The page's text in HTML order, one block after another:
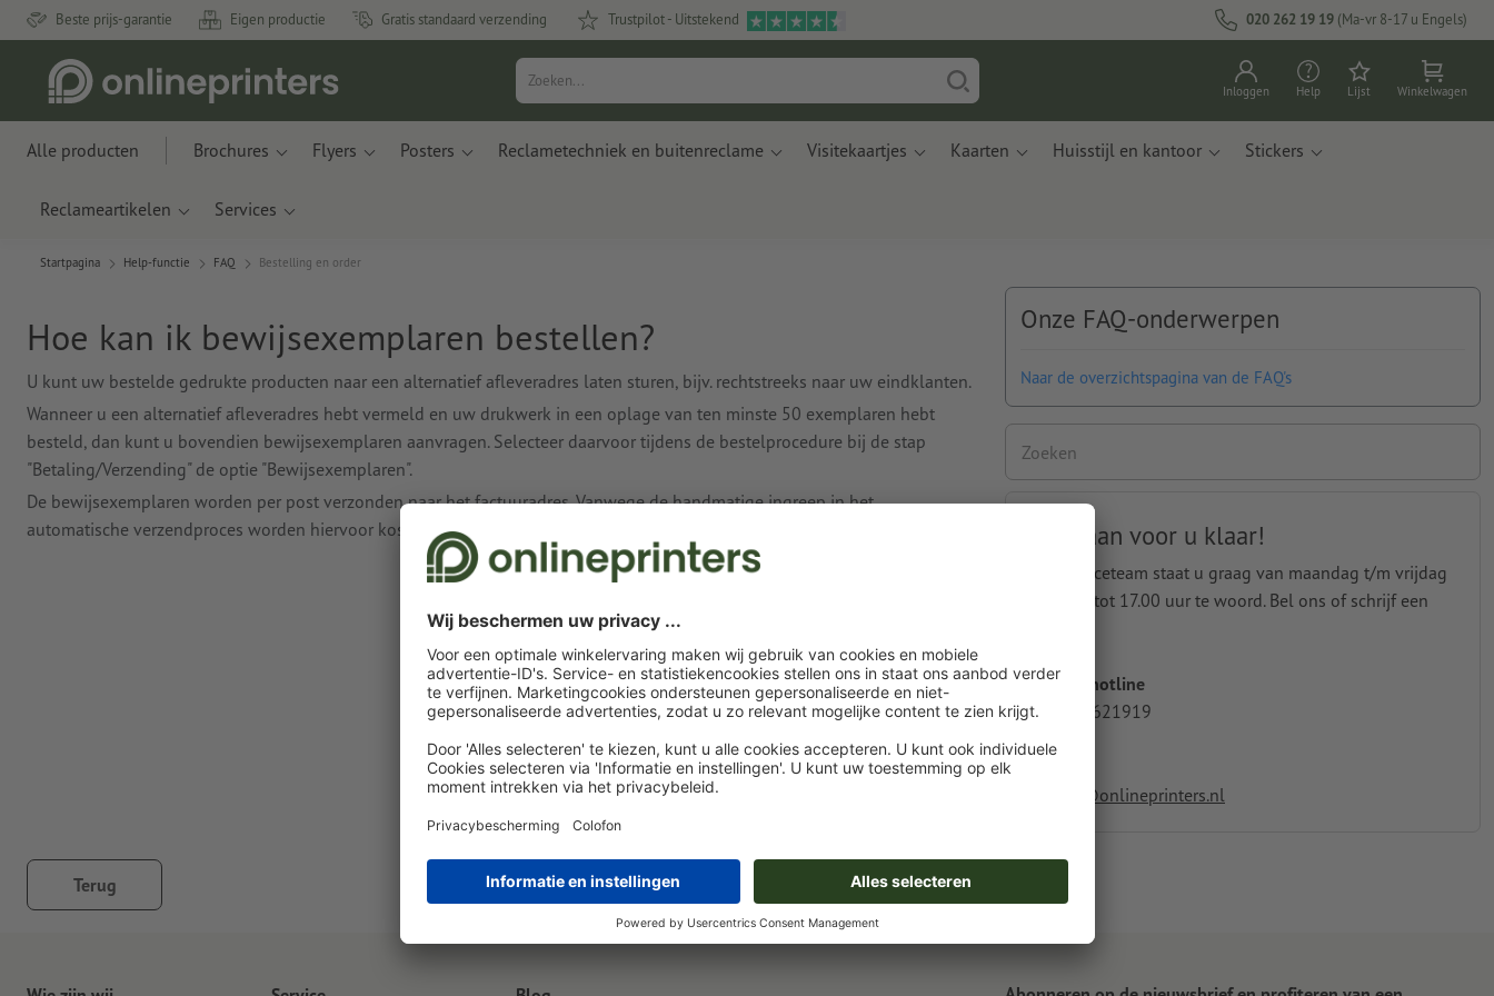
Beste prijs-garantie Eigen productie Gratis standaard verzending Trustpilot - Uitstekend 020 262 19 19 (Ma-vr 8-17 u Engels)
Inloggen Help Lijst Winkelwagen
Alle producten Brochures Flyers Posters Reclametechniek en buitenreclame Visitekaartjes Kaarten Huisstijl en kantoor Stickers
Reclameartikelen Services
Startpagina Help-functie FAQ Bestelling en order
Hoe kan ik bewijsexemplaren bestellen?
U kunt uw bestelde gedrukte producten naar een alternatief afleveradres laten sturen, bijv. rechtstreeks naar uw eindklanten.
Wanneer u een alternatief afleveradres hebt vermeld en uw drukwerk in een oplage van ten minste 50 exemplaren hebt
besteld, dan kunt u bovendien bewijsexemplaren aanvragen. Selecteer daarvoor tijdens de bestelprocedure bij de stap
"Betaling/Verzending" de optie "Bewijsexemplaren".
De bewijsexemplaren worden per post verzonden naar het factuuradres. Vanwege de handmatige ingreep in het
automatische verzendproces worden hiervoor kosten in rekening gebracht.
Onze FAQ-onderwerpen
Naar de overzichtspagina van de FAQ's
Zoeken
Wij staan voor u klaar!
Ons serviceteam staat u graag van maandag t/m vrijdag
van 8.00 tot 17.00 uur te woord. Bel ons of schrijf een
Service-hotline
+31 20 2621919
service@onlineprinters.nl
Terug